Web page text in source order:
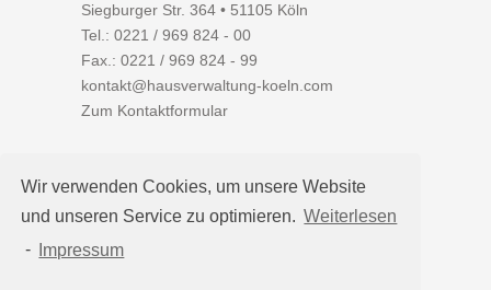
Wir verwenden Cookies, um unsere Website
und unseren Service zu optimieren. Weiterlesen
-
Impressum
Siegburger Str. 364 • 51105 Köln
Tel.: 0221 / 969 824 - 00
Fax.: 0221 / 969 824 - 99
kontakt@hausverwaltung-koeln.com
Zum Kontaktformular
Auf einen Blick
Hausverwaltung Köln